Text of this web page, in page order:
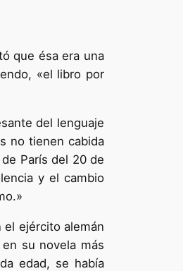
que ésa era una
«el libro por
del lenguaje
no tienen cabida
París del 20 de
y el cambio
el ejército alemán
su novela más
edad, se había